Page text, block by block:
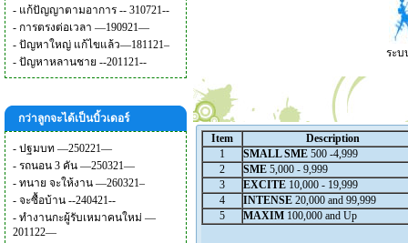
- แก้ปัญญาตามอาการ -- 310721--
- การตรงต่อเวลา —190921—
- ปัญหาใหญ่ แก้ไขแล้ว—181121–
- ปัญหาหลานชาย --201121--
กว่าลูกจะได้เป็นบิ้วเดอร์
- ปฐมบท —250221—
- รถนอน 3 คัน —250321—
- ทนาย จะให้งาน —260321–
- จะซื้อบ้าน --240421--
- ทำงานกะผู้รับเหมาคนใหม่ —
201122—
ระบ
Item
Description
1
SMALL SME 500 -4,999
2
SME 5,000 - 9,999
3
EXCITE 10,000 - 19,999
4
INTENSE 20,000 and 99,999
5
MAXIM 100,000 and Up